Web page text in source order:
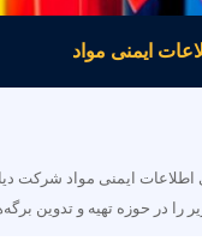
ایمنی مواد
ایمنی مواد شرکت
در حوزه تهیه و تدوین برگه‌های